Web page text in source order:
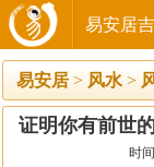
易安居
易安居 > 风水 >
证明你有前世
时